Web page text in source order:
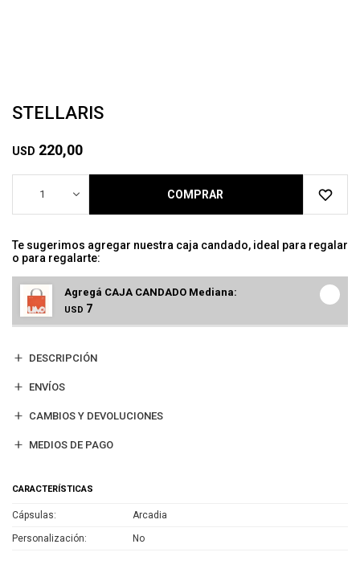
STELLARIS
USD 220,00
1 COMPRAR
Te sugerimos agregar nuestra caja candado, ideal para regalar
o para regalarte:
Agregá CAJA CANDADO Mediana:
USD 7
DESCRIPCIÓN
ENVÍOS
CAMBIOS Y DEVOLUCIONES
MEDIOS DE PAGO
CARACTERÍSTICAS
Cápsulas Arcadia
Personalización No